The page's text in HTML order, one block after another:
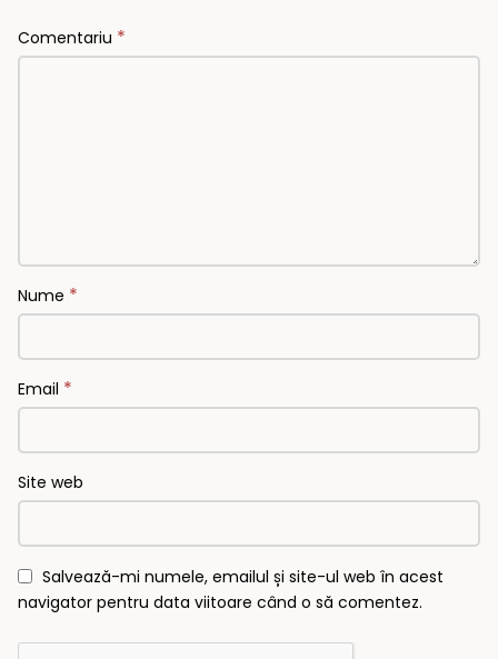
Comentariu *
Nume *
Email *
Site web
Salvează-mi numele, emailul și site-ul web în acest
navigator pentru data viitoare când o să comentez.